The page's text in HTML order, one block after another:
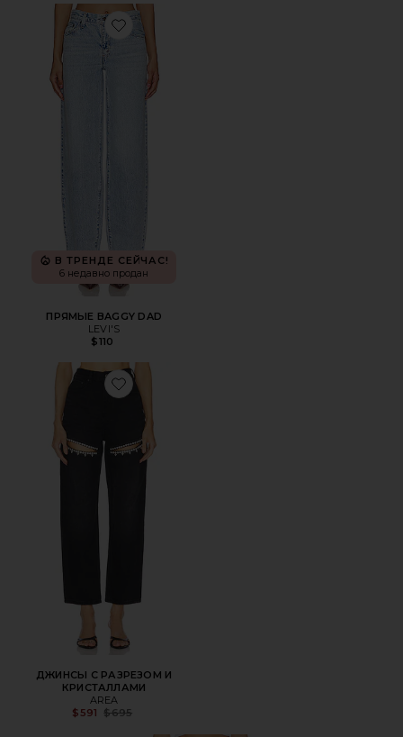
Favorite ПРЯМЫЕ BAGGY DAD
В ТРЕНДЕ СЕЙЧАС!
6 недавно продан
ПРЯМЫЕ BAGGY DAD
LEVI'S
$110
Favorite ДЖИНСЫ С РАЗРЕЗОМ И КРИСТАЛЛАМИ
ДЖИНСЫ С РАЗРЕЗОМ И
КРИСТАЛЛАМИ
AREA
$591
Previous price:
$695